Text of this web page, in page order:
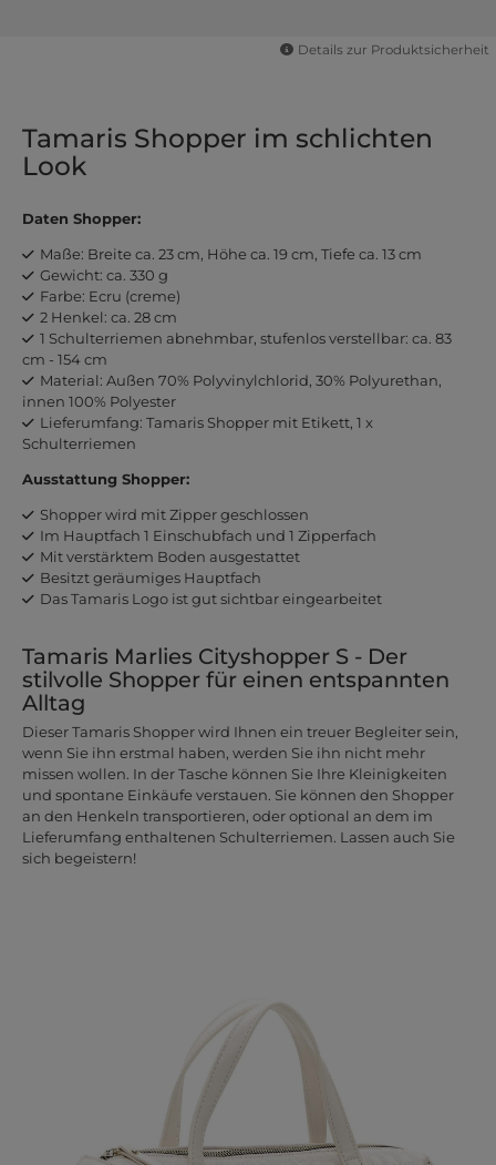
Details zur Produktsicherheit
Tamaris Shopper im schlichten
Look
Daten Shopper:
Maße: Breite ca. 23 cm, Höhe ca. 19 cm, Tiefe ca. 13 cm
Gewicht: ca. 330 g
Farbe: Ecru (creme)
2 Henkel: ca. 28 cm
1 Schulterriemen abnehmbar, stufenlos verstellbar: ca. 83
cm - 154 cm
Material: Außen 70% Polyvinylchlorid, 30% Polyurethan,
innen 100% Polyester
Lieferumfang: Tamaris Shopper mit Etikett, 1 x
Schulterriemen
Ausstattung Shopper:
Shopper wird mit Zipper geschlossen
Im Hauptfach 1 Einschubfach und 1 Zipperfach
Mit verstärktem Boden ausgestattet
Besitzt geräumiges Hauptfach
Das Tamaris Logo ist gut sichtbar eingearbeitet
Tamaris Marlies Cityshopper S - Der
stilvolle Shopper für einen entspannten
Alltag
Dieser Tamaris Shopper wird Ihnen ein treuer Begleiter sein,
wenn Sie ihn erstmal haben, werden Sie ihn nicht mehr
missen wollen. In der Tasche können Sie Ihre Kleinigkeiten
und spontane Einkäufe verstauen. Sie können den Shopper
an den Henkeln transportieren, oder optional an dem im
Lieferumfang enthaltenen Schulterriemen. Lassen auch Sie
sich begeistern!